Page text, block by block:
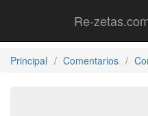
Re-
Principal Comentarios